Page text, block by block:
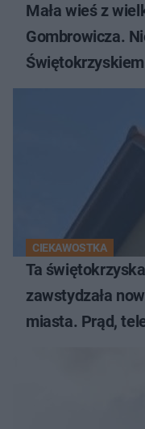
Mała wieś z
Gombrowicza.
Świętokrzyskiem
CIEKAWOSTKA
Ta
zawstydzała
miasta. Prąd,